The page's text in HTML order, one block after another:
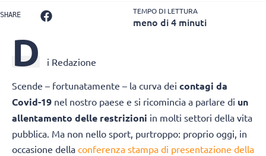
SHARE TEMPO DI LETTURA
meno di 4 minuti
D i Redazione
Scende – fortunatamente – la curva dei contagi da
Covid-19 nel nostro paese e si ricomincia a parlare di un
allentamento delle restrizioni in molti settori della vita
pubblica. Ma non nello sport, purtroppo: proprio oggi, in
occasione della conferenza stampa di presentazione della